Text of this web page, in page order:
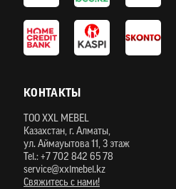
КОНТАКТЫ
ТOO XXL MEBEL
Казахстан, г. Алматы,
ул. Аймауытова 11, 3 этаж
Tel.: +7 702 842 65 78
service@xxlmebel.kz
Свяжитесь с нами!